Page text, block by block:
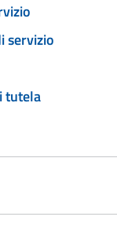
servizio
tutela